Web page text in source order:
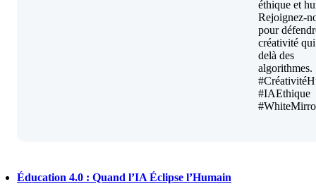
éthique et
Rejoignez-
pour
créativité
delà des
algorithmes.
#IAEthique
Éducation 4.0 : Quand l’IA Éclipse l’Humain